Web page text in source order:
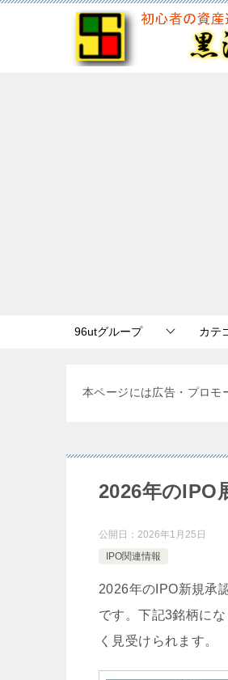
96utグループ カテ
本ページには広告・プロモ
2026年のIPO
公開日： 2026年1月25日
IPO関連情報
2026年のIPO新規承
です。下記3銘柄に
く見受けられます。